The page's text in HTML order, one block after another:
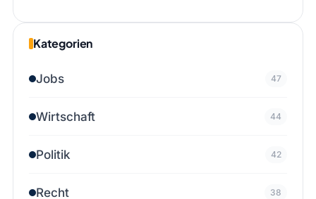
Kategorien
Jobs 47
Wirtschaft 44
Politik 42
Recht 38